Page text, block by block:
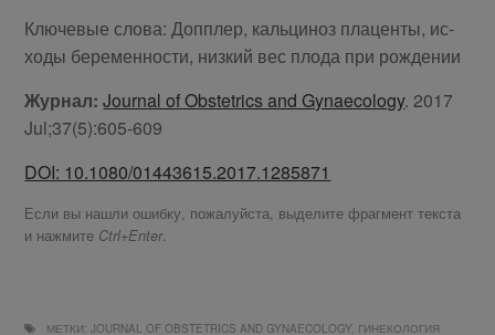
Клю­че­вые сло­ва: Доп­плер, каль­ци­ноз пла­цен­ты, ис­
хо­ды бе­ре­мен­но­сти, низ­кий вес пло­да при рож­дении
Журнал:Journal of Obstetrics and Gynaecology. 2017
Jul;37(5):605-609
DOI: 10.1080/01443615.2017.1285871
Если вы нашли ошибку, пожалуйста, выделите фрагмент текста
и нажмите Ctrl+Enter.
МЕТКИ:JOURNAL OF OBSTETRICS AND GYNAECOLOGY, ГИНЕКОЛОГИЯ